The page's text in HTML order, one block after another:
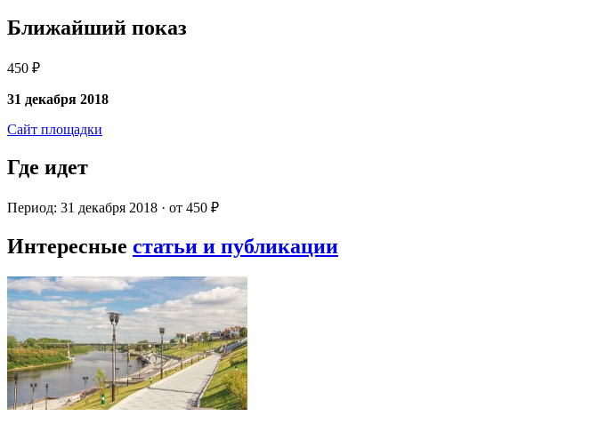
Ближайший показ
450 ₽
31 декабря 2018
Сайт площадки
Где идет
Период: 31 декабря 2018 · от 450 ₽
Интересные статьи и публикации